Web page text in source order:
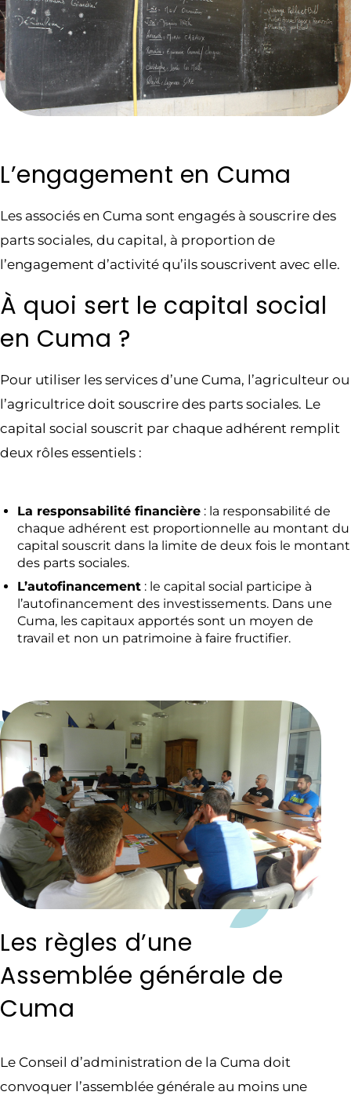
L’engagement en Cuma
Les associés en Cuma sont engagés à souscrire des
parts sociales, du capital, à proportion de
l’engagement d’activité qu’ils souscrivent avec elle.
À quoi sert le capital social
en Cuma ?
Pour utiliser les services d’une Cuma, l’agriculteur ou
l’agricultrice doit souscrire des parts sociales. Le
capital social souscrit par chaque adhérent remplit
deux rôles essentiels :
La responsabilité financière : la responsabilité de
chaque adhérent est proportionnelle au montant du
capital souscrit dans la limite de deux fois le montant
des parts sociales.
L’autofinancement : le capital social participe à
l’autofinancement des investissements. Dans une
Cuma, les capitaux apportés sont un moyen de
travail et non un patrimoine à faire fructifier.
Les règles d’une
Assemblée générale de
Cuma
Le Conseil d’administration de la Cuma doit
convoquer l’assemblée générale au moins une